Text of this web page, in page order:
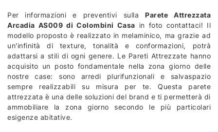
Per informazioni e preventivi sulla Parete Attrezzata
Arcadia AS009 di Colombini Casa in foto contattaci! Il
modello proposto è realizzato in melaminico, ma grazie ad
un'infinità di texture, tonalità e conformazioni, potrà
adattarsi a stili di ogni genere. Le Pareti Attrezzate hanno
acquisito un posto fondamentale nella zona giorno delle
nostre case: sono arredi plurifunzionali e salvaspazio
sempre realizzabili su misura per te. Questa parete
attrezzata è una delle soluzioni del brand e ti permetterà di
ammobiliare la zona giorno secondo le più particolari
esigenze abitative.